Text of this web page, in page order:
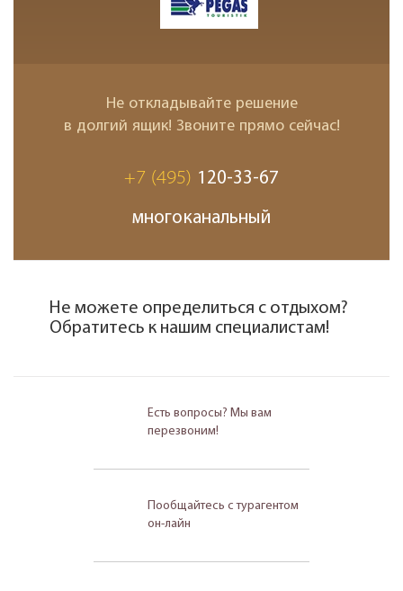
Не откладывайте решение
в долгий ящик! Звоните прямо сейчас!
+7 (495) 120-33-67
многоканальный
Не можете определиться с отдыхом?
Обратитесь к нашим специалистам!
Есть вопросы? Мы вам
перезвоним!
Пообщайтесь с турагентом
он-лайн